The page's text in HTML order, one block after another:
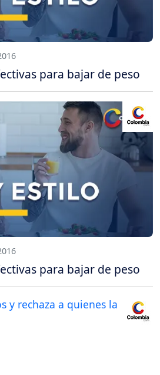
para bajar de peso
para bajar de peso